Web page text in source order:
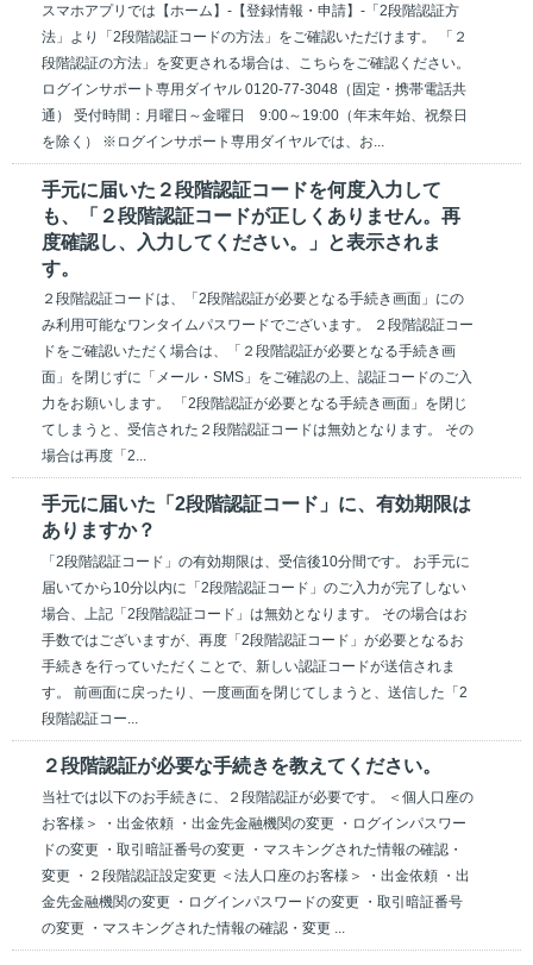
スマホアプリでは【ホーム】-【登録情報・申請】-「2段階認証方
法」より「2段階認証コードの方法」をご確認いただけます。 「２
段階認証の方法」を変更される場合は、こちらをご確認ください。
ログインサポート専用ダイヤル 0120-77-3048（固定・携帯電話共
通） 受付時間：月曜日～金曜日 9:00～19:00（年末年始、祝祭日
を除く） ※ログインサポート専用ダイヤルでは、お...
手元に届いた２段階認証コードを何度入力して
も、「２段階認証コードが正しくありません。再
度確認し、入力してください。」と表示されま
す。
２段階認証コードは、「2段階認証が必要となる手続き画面」にの
み利用可能なワンタイムパスワードでございます。 ２段階認証コー
ドをご確認いただく場合は、「２段階認証が必要となる手続き画
面」を閉じずに「メール・SMS」をご確認の上、認証コードのご入
力をお願いします。 「2段階認証が必要となる手続き画面」を閉じ
てしまうと、受信された２段階認証コードは無効となります。 その
場合は再度「2...
手元に届いた「2段階認証コード」に、有効期限は
ありますか？
「2段階認証コード」の有効期限は、受信後10分間です。 お手元に
届いてから10分以内に「2段階認証コード」のご入力が完了しない
場合、上記「2段階認証コード」は無効となります。 その場合はお
手数ではございますが、再度「2段階認証コード」が必要となるお
手続きを行っていただくことで、新しい認証コードが送信されま
す。 前画面に戻ったり、一度画面を閉じてしまうと、送信した「2
段階認証コー...
２段階認証が必要な手続きを教えてください。
当社では以下のお手続きに、２段階認証が必要です。 ＜個人口座の
お客様＞ ・出金依頼 ・出金先金融機関の変更 ・ログインパスワー
ドの変更 ・取引暗証番号の変更 ・マスキングされた情報の確認・
変更 ・２段階認証設定変更 ＜法人口座のお客様＞ ・出金依頼 ・出
金先金融機関の変更 ・ログインパスワードの変更 ・取引暗証番号
の変更 ・マスキングされた情報の確認・変更 ...